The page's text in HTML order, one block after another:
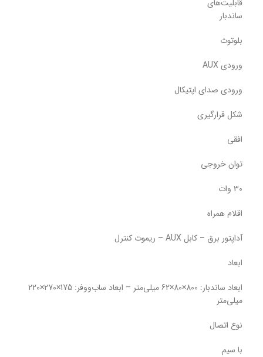
قابلیت‌های
ساندبار
بلوتوث
ورودی AUX
ورودی صدای اپتیکال
شکل قرارگیری
افقی
توان خروجی
30 وات
اقلام همراه
آداپتور برق – کابل AUX – ریموت کنترل
ابعاد
ابعاد ساندبار: 800×80×62 میلی‌متر – ابعاد ساب‌ووفر: 175×270×220
میلی‌متر
نوع اتصال
با سیم